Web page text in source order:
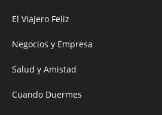
El Viajero Feliz
Negocios y Empresa
Salud y Amistad
Cuando Duermes